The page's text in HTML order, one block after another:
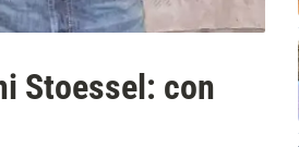
Stoessel: con